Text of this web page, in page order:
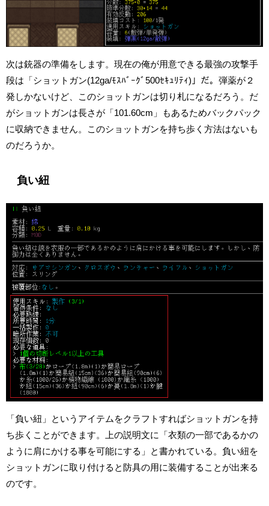
次は銃器の準備をします。現在の俺が用意できる最強の攻撃手
段は「ショットガン(12ga/ﾓｽﾊﾞｰｸﾞ500ｾｷｭﾘﾃｨ)」だ。弾薬が２
発しかないけど、このショットガンは切り札になるだろう。だ
がショットガンは長さが「101.60cm」もあるためバックパック
に収納できません。このショットガンを持ち歩く方法はないも
のだろうか。
負い紐
「負い紐」というアイテムをクラフトすればショットガンを持
ち歩くことができます。上の説明文に「衣類の一部であるかの
ように肩にかける事を可能にする」と書かれている。負い紐を
ショットガンに取り付けると防具の用に装備することが出来る
のです。